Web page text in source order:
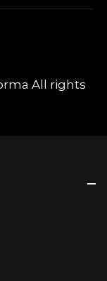
All rights